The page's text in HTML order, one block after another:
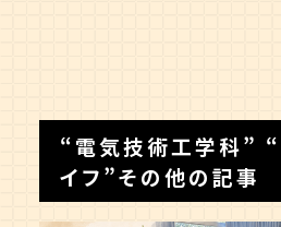
“電気技術工学科” “
イフ”その他の記事